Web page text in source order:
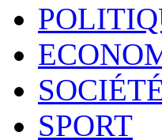
SPORT